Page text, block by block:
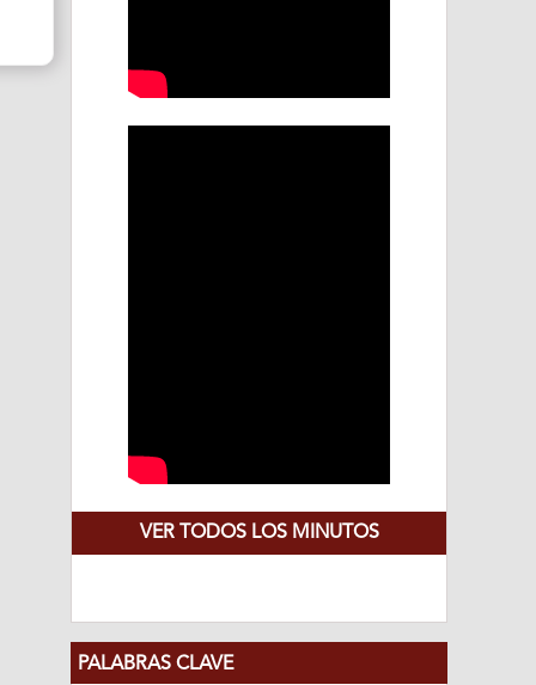
VER TODOS LOS MINUTOS
PALABRAS CLAVE